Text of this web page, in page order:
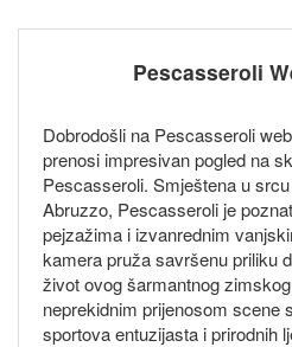
Pescasseroli
Dobrodošli na Pescasseroli
prenosi impresivan pogled na
Pescasseroli. Smještena u
Abruzzo, Pescasseroli je
pejzažima i izvanrednim
kamera pruža savršenu priliku
život ovog šarmantnog
neprekidnim prijenosom scene
sportova entuzijasta i prirodnih